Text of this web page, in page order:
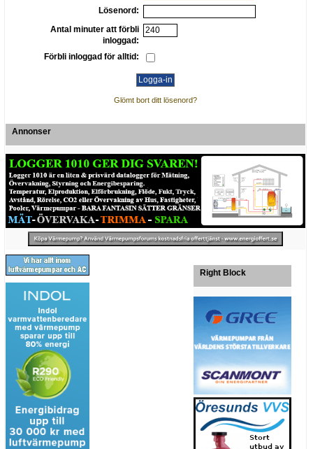
Lösenord:
Antal minuter att förbli
inloggad:
Förbli inloggad för alltid:
Glömt bort ditt lösenord?
Annonser
Right Block